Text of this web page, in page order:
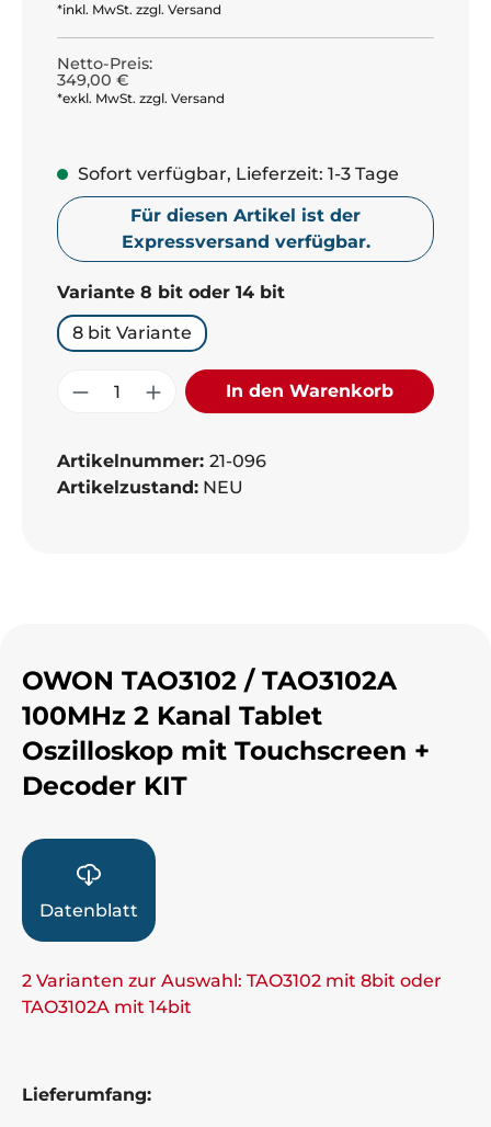
*inkl. MwSt. zzgl. Versand
Netto-Preis:
349,00 €
*exkl. MwSt. zzgl. Versand
Sofort verfügbar, Lieferzeit: 1-3 Tage
Für diesen Artikel ist der
Expressversand verfügbar.
Variante 8 bit oder 14 bitauswählen
8 bit Variante
Produkt Anzahl: Gib den
In den Warenkorb
Artikelnummer: 21-096
Artikelzustand: NEU
OWON TAO3102 / TAO3102A
100MHz 2 Kanal Tablet
Oszilloskop mit Touchscreen +
Decoder KIT
Datenblatt
2 Varianten zur Auswahl: TAO3102 mit 8bit oder
TAO3102A mit 14bit
Lieferumfang: